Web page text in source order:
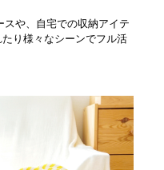
スや、自宅での収納アイテ
り様々なシーンでフル活